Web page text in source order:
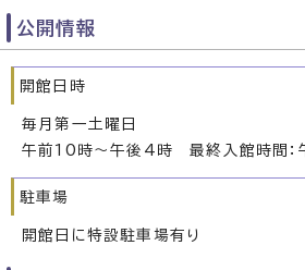
公開情報
開館日時
毎月第一土曜日
午前10時～午後4時 最終入館時間：
駐車場
開館日に特設駐車場有り